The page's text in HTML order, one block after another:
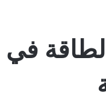
في